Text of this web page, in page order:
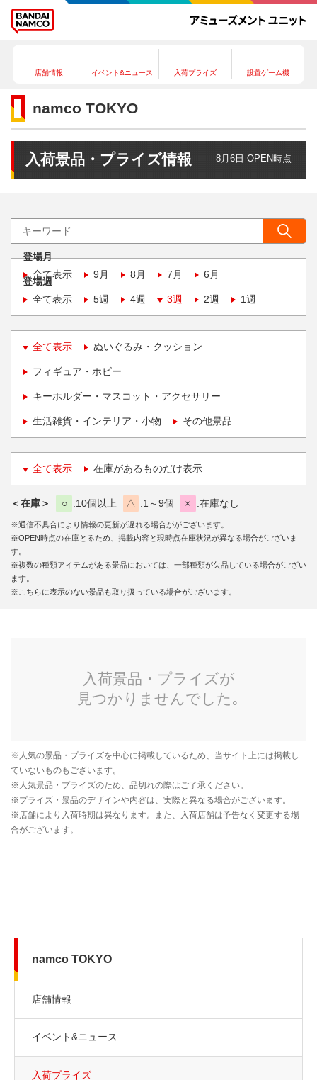
店舗情報 イベント&ニュース 入荷プライズ 設置ゲーム機
namco TOKYO
入荷景品・プライズ情報 8月6日 OPEN時点
登場月
全て表示
9月 8月 7月 6月
登場週
全て表示
5週 4週 3週 2週 1週
全て表示 ぬいぐるみ・クッション
フィギュア・ホビー
キーホルダー・マスコット・アクセサリー
生活雑貨・インテリア・小物 その他景品
全て表示 在庫があるものだけ表示
＜在庫＞ ○ 10個以上 △ 1～9個 × 在庫なし
※通信不具合により情報の更新が遅れる場合ががございます。
※OPEN時点の在庫とるため、掲載内容と現時点在庫状況が異なる場合がございま
す。
※複数の種類アイテムがある景品においては、一部種類が欠品している場合がござい
ます。
※こちらに表示のない景品も取り扱っている場合がございます。
namco TOKYO
店舗情報
イベント&ニュース
入荷プライズ